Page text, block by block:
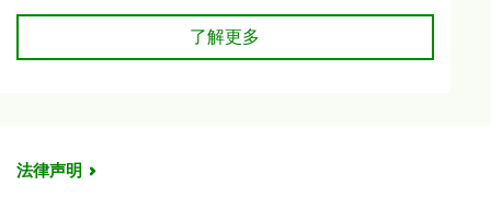
了解详情
了解更多
法律声明